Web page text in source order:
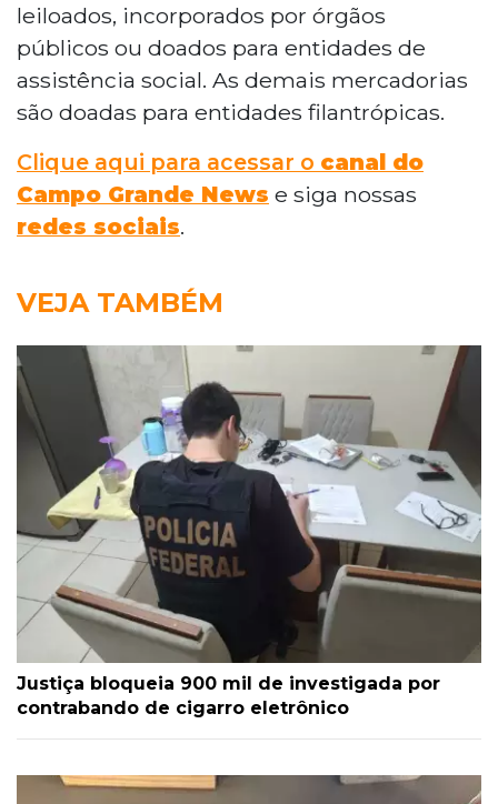
leiloados, incorporados por órgãos
públicos ou doados para entidades de
assistência social. As demais mercadorias
são doadas para entidades filantrópicas.
Clique aqui para acessar o canal do
Campo Grande News e siga nossas
redes sociais.
VEJA TAMBÉM
Justiça bloqueia 900 mil de investigada por
contrabando de cigarro eletrônico